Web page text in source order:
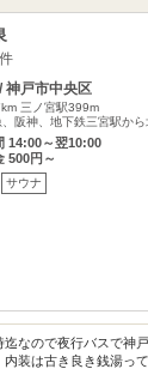
神戸市中央区
三ノ宮駅399m
、阪神、地下鉄三宮駅か
14:00～翌10:00
500円～
サウナ
なので夜行バスで神
内装は古き良き銭湯っ